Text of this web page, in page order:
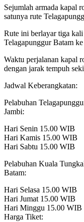
Sejumlah armada kapal
satunya rute
Rute ini berlayar tiga
Telagapunggur Batam
Waktu perjalanan kapal
dengan jarak tempuh
Jadwal Keberangkatan:
Pelabuhan
Jambi:
Hari Senin 15.00 WIB
Hari Kamis 15.00 WIB
Hari Sabtu 15.00 WIB
Pelabuhan Kuala
Batam:
Hari Selasa 15.00 WIB
Hari Jumat 15.00 WIB
Hari Minggu 15.00 WIB
Harga Tiket: